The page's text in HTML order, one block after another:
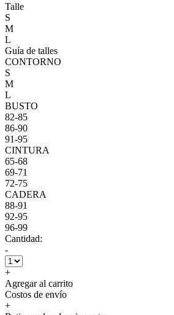
Talle
S
M
L
Guía de talles
CONTORNO
S
M
L
BUSTO
82-85
86-90
91-95
CINTURA
65-68
69-71
72-75
CADERA
88-91
92-95
96-99
Cantidad:
-
+
Agregar al carrito
Costos de envío
+